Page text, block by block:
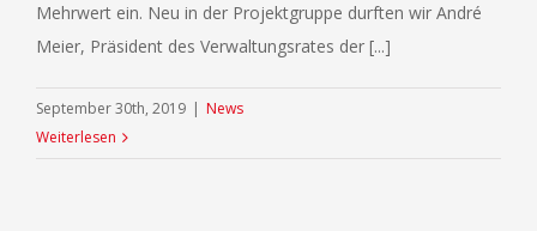
Mehrwert ein. Neu in der Projektgruppe durften wir André
Meier, Präsident des Verwaltungsrates der [...]
September 30th, 2019 | News
Weiterlesen